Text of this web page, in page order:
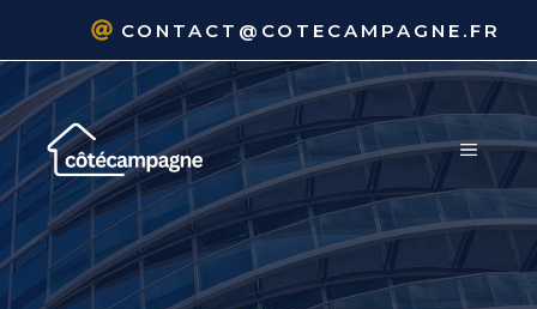
contenu
CONTACT@COTECAMPAGNE.FR
MENU